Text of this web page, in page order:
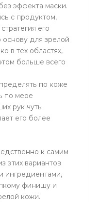
эффекта маски.
с продуктом,
его
основу для зрелой
в тех областях,
больше всего
по коже
по мере
рук чуть
его более
к самим
этих вариантов
ингредиентами,
финишу и
кожи.